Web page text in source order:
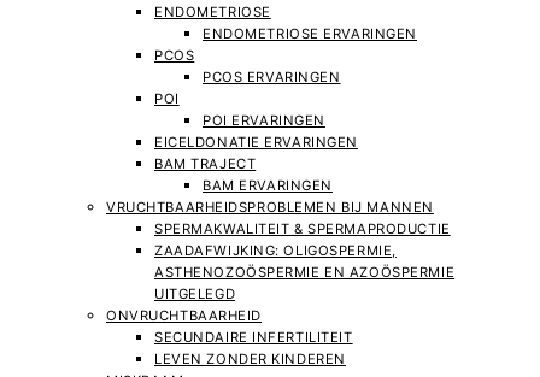
ENDOMETRIOSE
ENDOMETRIOSE ERVARINGEN
PCOS
PCOS ERVARINGEN
POI
POI ERVARINGEN
EICELDONATIE ERVARINGEN
BAM TRAJECT
BAM ERVARINGEN
VRUCHTBAARHEIDSPROBLEMEN BIJ MANNEN
SPERMAKWALITEIT & SPERMAPRODUCTIE
ZAADAFWIJKING: OLIGOSPERMIE,
ASTHENOZOÖSPERMIE EN AZOÖSPERMIE
UITGELEGD
ONVRUCHTBAARHEID
SECUNDAIRE INFERTILITEIT
LEVEN ZONDER KINDEREN